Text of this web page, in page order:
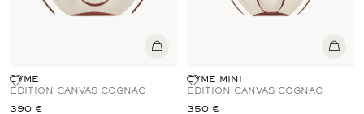
CYME
EDITION CANVAS COGNAC
390 €
CYME MINI
EDITION CANVAS COGNAC
350 €